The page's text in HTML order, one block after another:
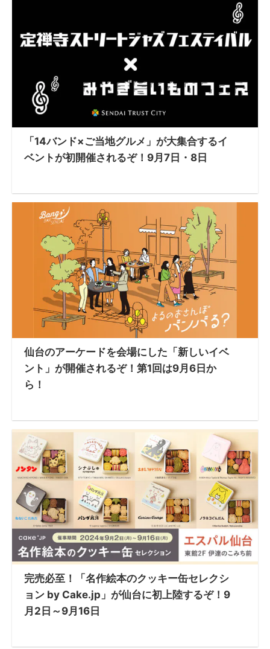
「14バンド×ご当地グルメ」が大集合するイ
ベントが初開催されるぞ！9月7日・8日
仙台のアーケードを会場にした「新しいイベ
ント」が開催されるぞ！第1回は9月6日か
ら！
完売必至！「名作絵本のクッキー缶セレクシ
ョン by Cake.jp」が仙台に初上陸するぞ！9
月2日～9月16日